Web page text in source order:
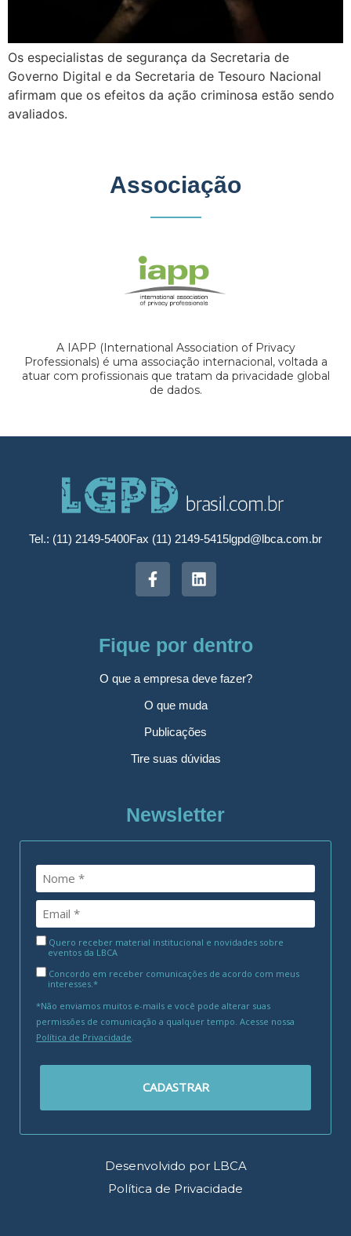
Os especialistas de segurança da Secretaria de
Governo Digital e da Secretaria de Tesouro Nacional
afirmam que os efeitos da ação criminosa estão sendo
avaliados.
Associação
A IAPP (International Association of Privacy
Professionals) é uma associação internacional, voltada a
atuar com profissionais que tratam da privacidade global
de dados.
Tel.: (11) 2149-5400Fax (11) 2149-5415lgpd@lbca.com.br
Fique por dentro
O que a empresa deve fazer?
O que muda
Publicações
Tire suas dúvidas
Newsletter
Quero receber material institucional e novidades sobre
eventos da LBCA
Concordo em receber comunicações de acordo com meus
interesses.*
*Não enviamos muitos e-mails e você pode alterar suas
permissões de comunicação a qualquer tempo. Acesse nossa
Política de Privacidade
CADASTRAR
Desenvolvido por LBCA
Política de Privacidade